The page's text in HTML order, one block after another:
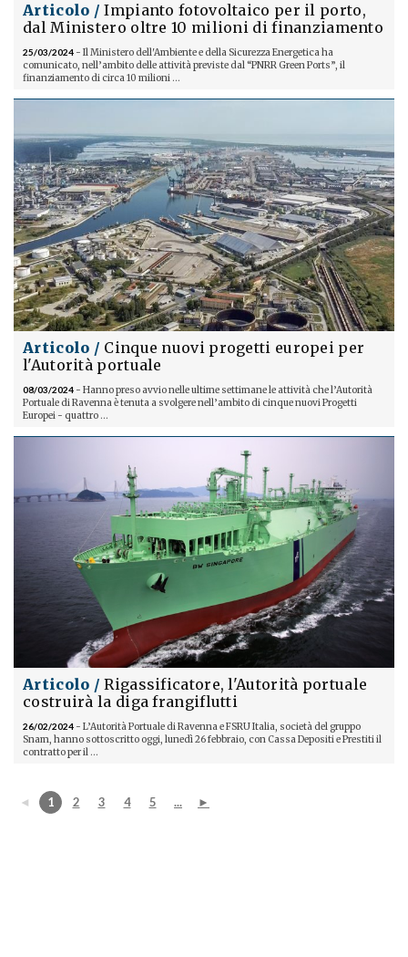
Articolo / Impianto fotovoltaico per il porto,
dal Ministero oltre 10 milioni di finanziamento
25/03/2024 - Il Ministero dell'Ambiente e della Sicurezza Energetica ha
comunicato, nell’ambito delle attività previste dal “PNRR Green Ports”, il
finanziamento di circa 10 milioni ...
Articolo / Cinque nuovi progetti europei per
l'Autorità portuale
08/03/2024 - Hanno preso avvio nelle ultime settimane le attività che l’Autorità
Portuale di Ravenna è tenuta a svolgere nell’ambito di cinque nuovi Progetti
Europei - quattro ...
Articolo / Rigassificatore, l'Autorità portuale
costruirà la diga frangiflutti
26/02/2024 - L’Autorità Portuale di Ravenna e FSRU Italia, società del gruppo
Snam, hanno sottoscritto oggi, lunedì 26 febbraio, con Cassa Depositi e Prestiti il
contratto per il ...
◄ 1 2 3 4 5 ... ►